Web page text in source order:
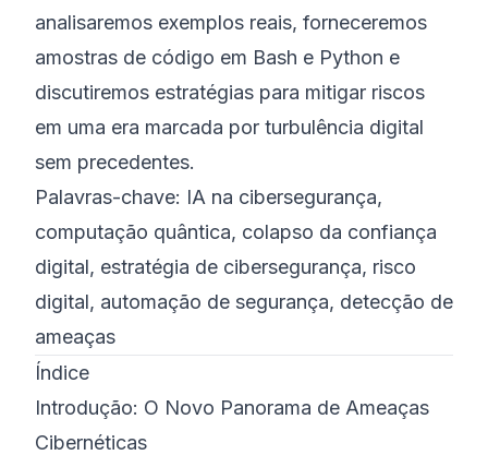
analisaremos exemplos reais, forneceremos
amostras de código em Bash e Python e
discutiremos estratégias para mitigar riscos
em uma era marcada por turbulência digital
sem precedentes.
Palavras-chave: IA na cibersegurança,
computação quântica, colapso da confiança
digital, estratégia de cibersegurança, risco
digital, automação de segurança, detecção de
ameaças
Índice
Introdução: O Novo Panorama de Ameaças
Cibernéticas